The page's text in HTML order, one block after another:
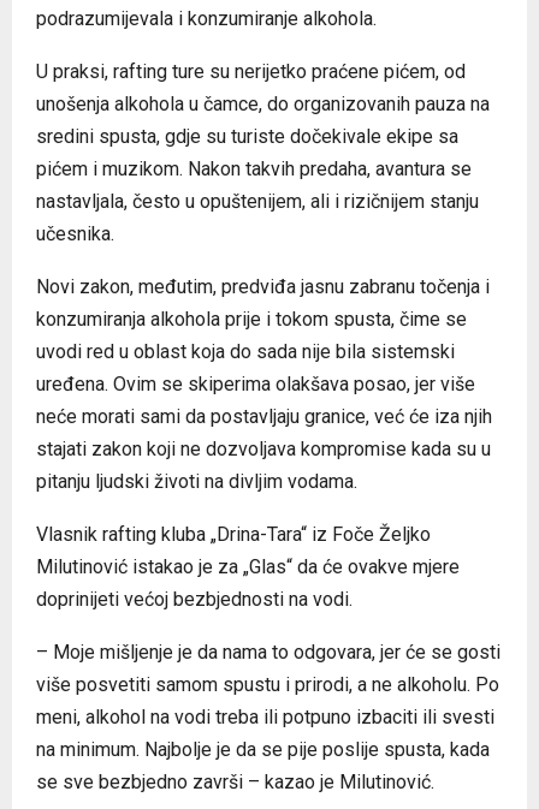
podrazumijevala i konzumiranje alkohola.
U praksi, rafting ture su nerijetko praćene pićem, od
unošenja alkohola u čamce, do organizovanih pauza na
sredini spusta, gdje su turiste dočekivale ekipe sa
pićem i muzikom. Nakon takvih predaha, avantura se
nastavljala, često u opuštenijem, ali i rizičnijem stanju
učesnika.
Novi zakon, međutim, predviđa jasnu zabranu točenja i
konzumiranja alkohola prije i tokom spusta, čime se
uvodi red u oblast koja do sada nije bila sistemski
uređena. Ovim se skiperima olakšava posao, jer više
neće morati sami da postavljaju granice, već će iza njih
stajati zakon koji ne dozvoljava kompromise kada su u
pitanju ljudski životi na divljim vodama.
Vlasnik rafting kluba „Drina-Tara“ iz Foče Željko
Milutinović istakao je za „Glas“ da će ovakve mjere
doprinijeti većoj bezbjednosti na vodi.
– Moje mišljenje je da nama to odgovara, jer će se gosti
više posvetiti samom spustu i prirodi, a ne alkoholu. Po
meni, alkohol na vodi treba ili potpuno izbaciti ili svesti
na minimum. Najbolje je da se pije poslije spusta, kada
se sve bezbjedno završi – kazao je Milutinović.